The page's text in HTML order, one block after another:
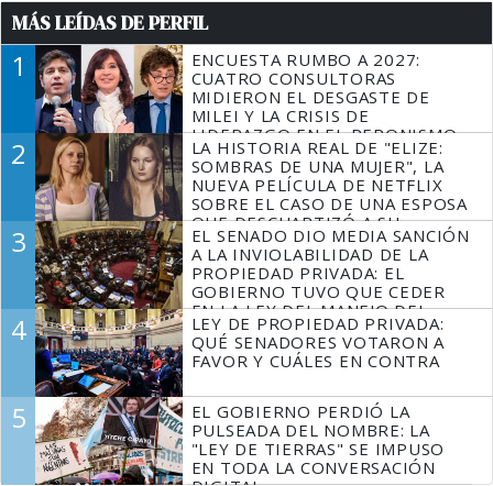
MÁS LEÍDAS DE PERFIL
1
ENCUESTA RUMBO A 2027:
CUATRO CONSULTORAS
MIDIERON EL DESGASTE DE
MILEI Y LA CRISIS DE
LIDERAZGO EN EL PERONISMO
2
LA HISTORIA REAL DE "ELIZE:
SOMBRAS DE UNA MUJER", LA
NUEVA PELÍCULA DE NETFLIX
SOBRE EL CASO DE UNA ESPOSA
QUE DESCUARTIZÓ A SU
MARIDO
3
EL SENADO DIO MEDIA SANCIÓN
A LA INVIOLABILIDAD DE LA
PROPIEDAD PRIVADA: EL
GOBIERNO TUVO QUE CEDER
EN LA LEY DEL MANEJO DEL
FUEGO
4
LEY DE PROPIEDAD PRIVADA:
QUÉ SENADORES VOTARON A
FAVOR Y CUÁLES EN CONTRA
5
EL GOBIERNO PERDIÓ LA
PULSEADA DEL NOMBRE: LA
"LEY DE TIERRAS" SE IMPUSO
EN TODA LA CONVERSACIÓN